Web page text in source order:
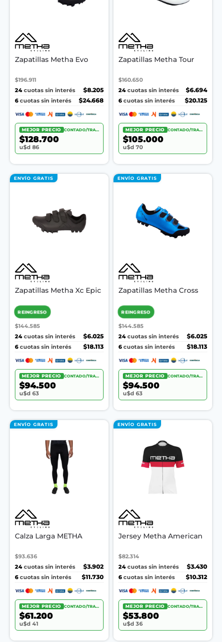
Zapatillas Metha Evo
$196.911
24 cuotas sin interés
$8.205
6 cuotas sin interés $24.668
MEJOR PRECIO CONTADO/TRANSF.
$128.700
u$d 86
Zapatillas Metha Tour
$160.650
24 cuotas sin interés
$6.694
6 cuotas sin interés $20.125
MEJOR PRECIO CONTADO/TRANSF.
$105.000
u$d 70
ENVÍO GRATIS
Zapatillas Metha Xc Epic
REINGRESO
$144.585
24 cuotas sin interés
$6.025
6 cuotas sin interés $18.113
MEJOR PRECIO CONTADO/TRANSF.
$94.500
u$d 63
ENVÍO GRATIS
Zapatillas Metha Cross
REINGRESO
$144.585
24 cuotas sin interés
$6.025
6 cuotas sin interés $18.113
MEJOR PRECIO CONTADO/TRANSF.
$94.500
u$d 63
ENVÍO GRATIS
Calza Larga METHA
$93.636
24 cuotas sin interés
$3.902
6 cuotas sin interés $11.730
MEJOR PRECIO CONTADO/TRANSF.
$61.200
u$d 41
ENVÍO GRATIS
Jersey Metha American
$82.314
24 cuotas sin interés
$3.430
6 cuotas sin interés $10.312
MEJOR PRECIO CONTADO/TRANSF.
$53.800
u$d 36